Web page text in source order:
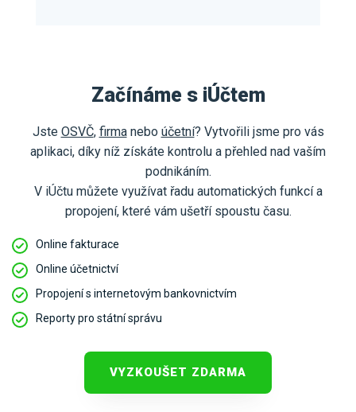
Začínáme s iÚčtem
Jste OSVČ, firmanebo účetní? Vytvořili jsme pro vás
aplikaci, díky níž získáte kontrolu a přehled nad vaším
podnikáním.
V iÚčtu můžete využívat řadu automatických funkcí a
propojení, které vám ušetří spoustu času.
Online fakturace
Online účetnictví
Propojení s internetovým bankovnictvím
Reporty pro státní správu
VYZKOUŠET ZDARMA